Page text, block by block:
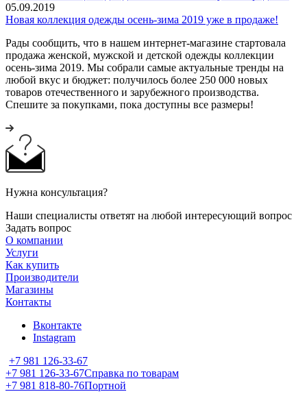
05.09.2019
Новая коллекция одежды осень-зима 2019 уже в продаже!
Рады сообщить, что в нашем интернет-магазине стартовала
продажа женской, мужской и детской одежды коллекции
осень-зима 2019. Мы собрали самые актуальные тренды на
любой вкус и бюджет: получилось более 250 000 новых
товаров отечественного и зарубежного производства.
Спешите за покупками, пока доступны все размеры!
Нужна консультация?
Наши специалисты ответят на любой интересующий вопрос
Задать вопрос
О компании
Услуги
Как купить
Производители
Магазины
Контакты
Вконтакте
Instagram
+7 981 126-33-67
+7 981 126-33-67Справка по товарам
+7 981 818-80-76Портной